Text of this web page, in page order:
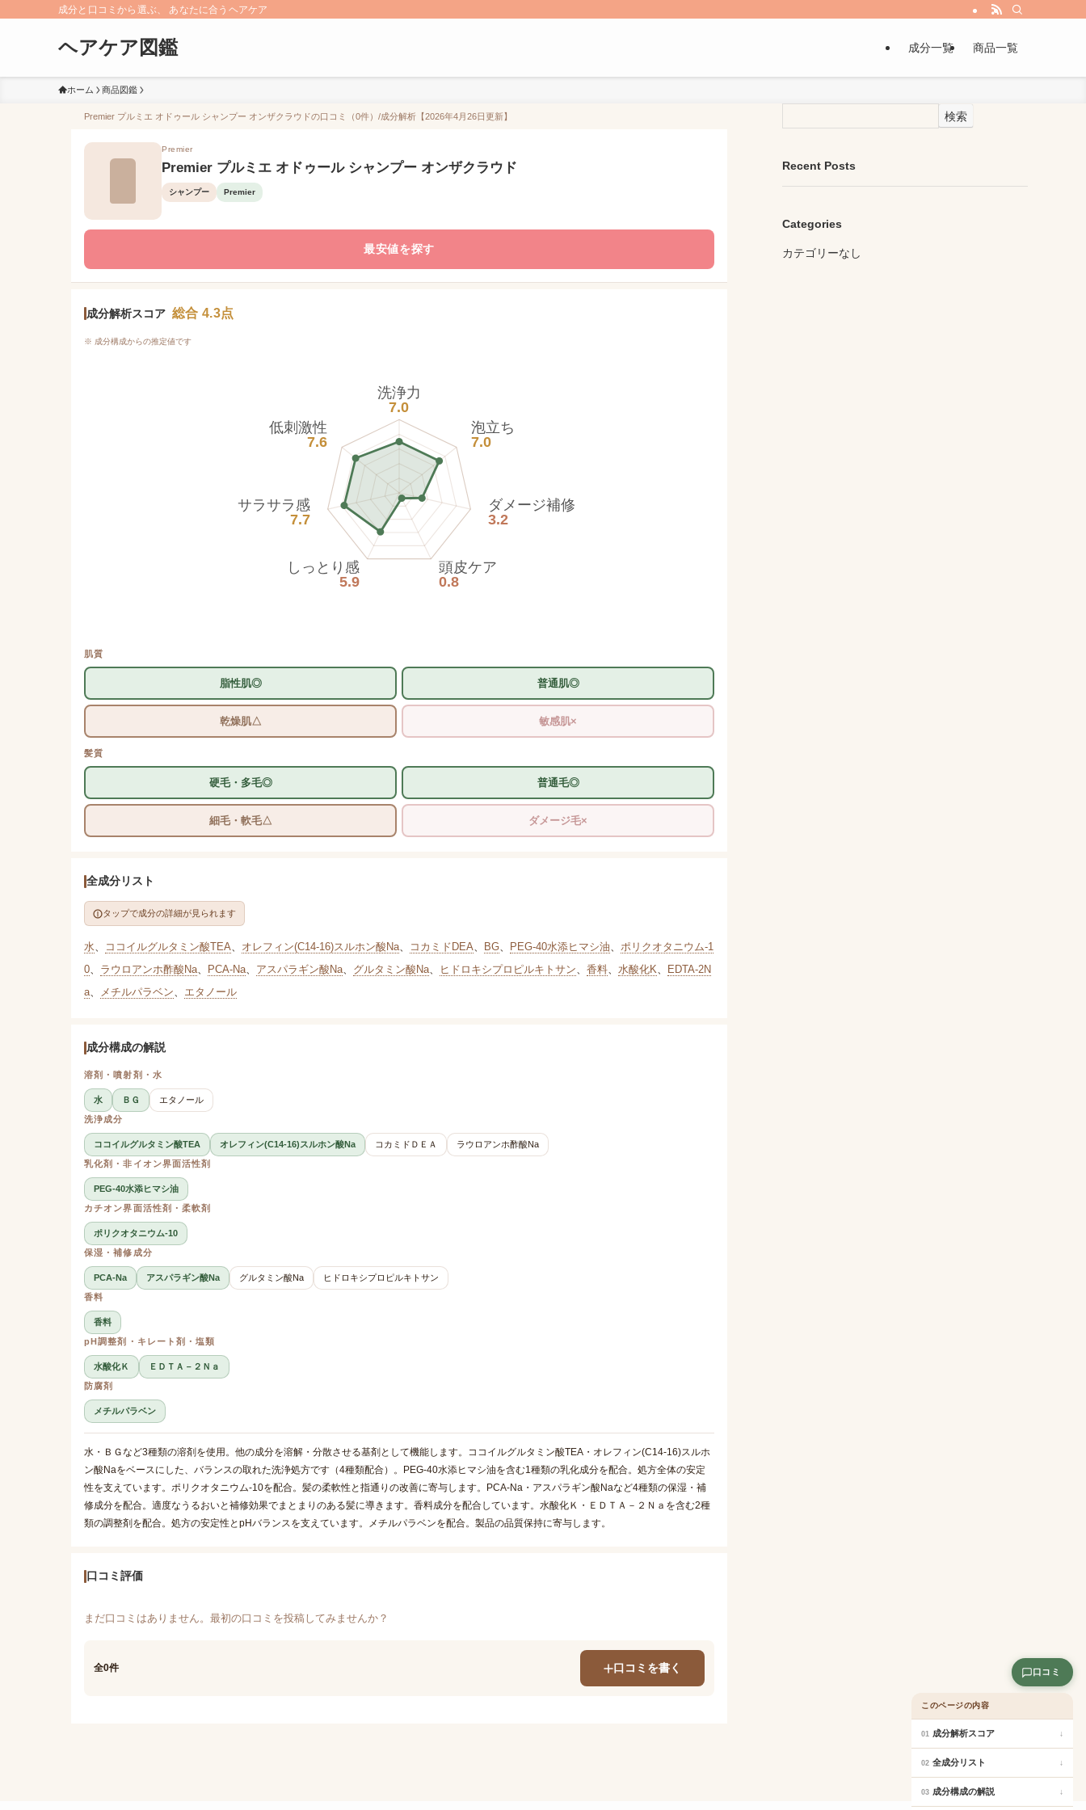
成分と口コミから選ぶ、 あなたに合うヘアケア
ヘアケア図鑑 成分一覧 商品一覧
ホーム 商品図鑑
Premier プルミエ オドゥール シャンプー オンザクラウドの口コミ（0件）/成分解析【2026年4月26日更新】
Premier
Premier プルミエ オドゥール シャンプー オンザクラウド
シャンプー Premier
最安値を探す
成分解析スコア 総合 4.3点
※ 成分構成からの推定値です
洗浄力
7.0
泡立ち
7.0
ダメージ補修
3.2
頭皮ケア
0.8
しっとり感
5.9
サラサラ感
7.7
低刺激性
7.6
肌質
脂性肌◎ 普通肌◎
乾燥肌△ 敏感肌×
髪質
硬毛・多毛◎ 普通毛◎
細毛・軟毛△ ダメージ毛×
全成分リスト
タップで成分の詳細が見られます
水、 ココイルグルタミン酸TEA、 オレフィン(C14-16)スルホン酸Na、 コカミドDEA、 BG、 PEG-40水添ヒマシ油、 ポリクオタニウム-1
0、 ラウロアンホ酢酸Na、 PCA-Na、 アスパラギン酸Na、 グルタミン酸Na、 ヒドロキシプロピルキトサン、 香料、 水酸化K、
EDTA-2N
a、 メチルパラベン、 エタノール
成分構成の解説
溶剤・噴射剤・水
水 ＢＧ
エタノール
洗浄成分
ココイルグルタミン酸TEA オレフィン(C14-16)スルホン酸Na コカミドＤＥＡ
ラウロアンホ酢酸Na
乳化剤・非イオン界面活性剤
PEG-40水添ヒマシ油
カチオン界面活性剤・柔軟剤
ポリクオタニウム-10
保湿・補修成分
PCA-Na アスパラギン酸Na グルタミン酸Na
ヒドロキシプロピルキトサン
香料
香料
pH調整剤・キレート剤・塩類
水酸化Ｋ
ＥＤＴＡ－２Ｎａ
防腐剤
メチルパラベン
水・ＢＧなど3種類の溶剤を使用。他の成分を溶解・分散させる基剤として機能します。ココイルグルタミン酸TEA・オレフィン(C14-16)スルホ
ン酸Naをベースにした、バランスの取れた洗浄処方です（4種類配合）。PEG-40水添ヒマシ油を含む1種類の乳化成分を配合。処方全体の安定
性を支えています。ポリクオタニウム-10を配合。髪の柔軟性と指通りの改善に寄与します。PCA-Na・アスパラギン酸Naなど4種類の保湿・補
修成分を配合。適度なうるおいと補修効果でまとまりのある髪に導きます。香料成分を配合しています。水酸化Ｋ・ＥＤＴＡ－２Ｎａを含む2種
類の調整剤を配合。処方の安定性とpHバランスを支えています。メチルパラベンを配合。製品の品質保持に寄与します。
口コミ評価
まだ口コミはありません。最初の口コミを投稿してみませんか？
全0件 口コミを書く
検索
Recent Posts
Categories
カテゴリーなし
口コミ
このページの内容
01 成分解析スコア ↓
02 全成分リスト ↓
03 成分構成の解説 ↓